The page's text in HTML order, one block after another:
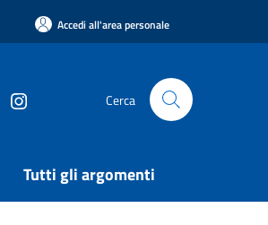
Accedi all'area personale
Cerca
Tutti gli argomenti